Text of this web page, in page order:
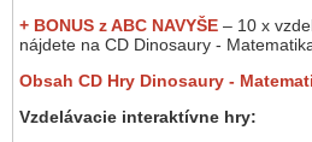
+ BONUS z ABC NAVYŠE – 10 x
nájdete na CD Dinosaury -
Obsah CD Hry Dinosaury -
Vzdelávacie interaktívne hry: